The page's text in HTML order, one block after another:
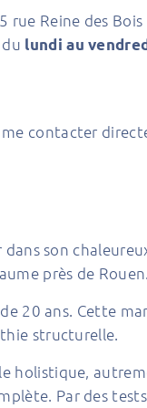
rue Reine des Bois
lundi au
me contacter
son
près de Rouen.
20 ans. Cette
structurelle.
holistique,
Par des